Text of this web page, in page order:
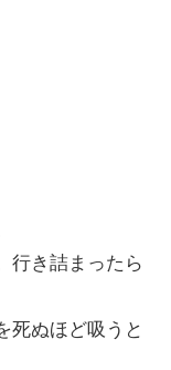
行き詰まったら
死ぬほど吸うと